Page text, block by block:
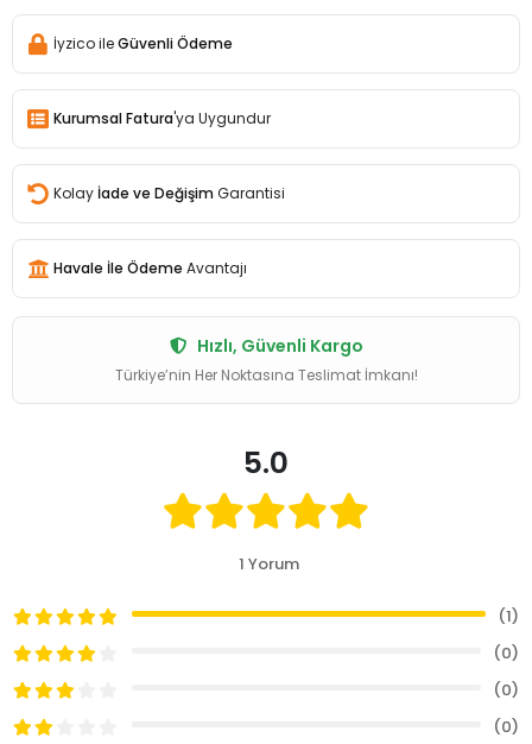
İyzico ileGüvenli Ödeme
Kurumsal Fatura'ya Uygundur
Kolay İade ve Değişim Garantisi
Havale İle Ödeme Avantajı
Hızlı, Güvenli Kargo
Türkiye’nin Her Noktasına Teslimat İmkanı!
5.0
1 Yorum
(1)
(0)
(0)
(0)